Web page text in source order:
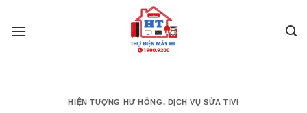
HIỆN TƯỢNG HƯ HỎNG, DỊCH VỤ SỬA TIVI